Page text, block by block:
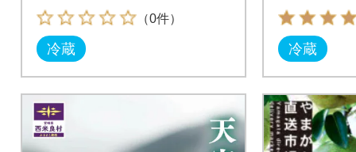
（0件）
冷蔵 冷蔵